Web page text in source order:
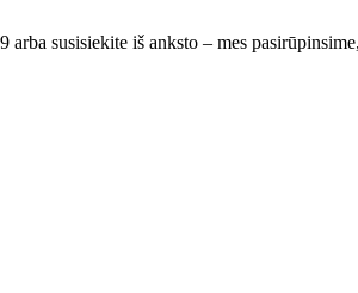
susisiekite iš anksto – mes